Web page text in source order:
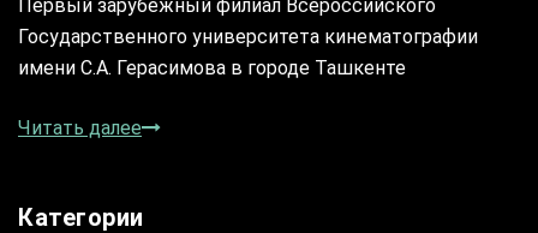
Первый зарубежный филиал Всероссийского
Государственного университета кинематографии
имени С.А. Герасимова в городе Ташкенте
Читать далее
Категории